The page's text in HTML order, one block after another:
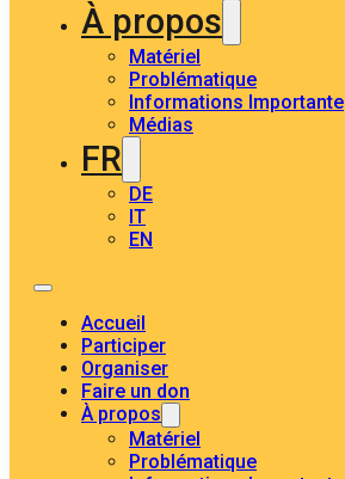
À propos
Matériel
Problématique
Informations Importante
Médias
FR
DE
IT
EN
Accueil
Participer
Organiser
Faire un don
À propos
Matériel
Problématique